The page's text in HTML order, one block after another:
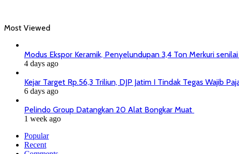
Most Viewed
Modus Ekspor Keramik, Penyelundupan 3,4 Ton Merkuri
4 days ago
Kejar Target Rp.56,3 Triliun, DJP Jatim I Tindak Tegas Wajib
6 days ago
Pelindo Group Datangkan 20 Alat Bongkar Muat
1 week ago
Popular
Recent